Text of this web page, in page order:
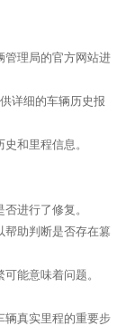
管理局的官方网站进
详细的车辆历史报
和里程信息。
进行了修复。
帮助判断是否存在篡
能意味着问题。
辆真实里程的重要步